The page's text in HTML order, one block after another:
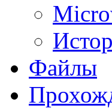
Файлы